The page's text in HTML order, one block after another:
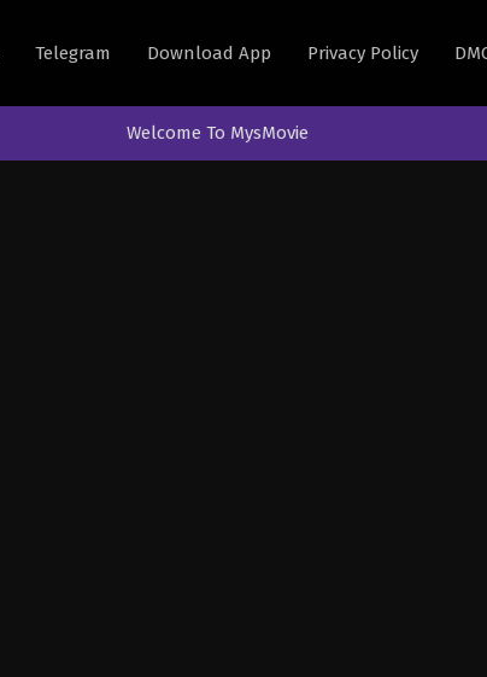
Telegram Download App Privacy Policy
Welcome To MysMovie